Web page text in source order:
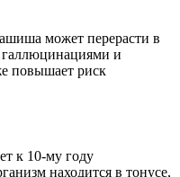
может перерасти в
галлюцинациями и
повышает риск
к 10-му году
находится в тонусе,